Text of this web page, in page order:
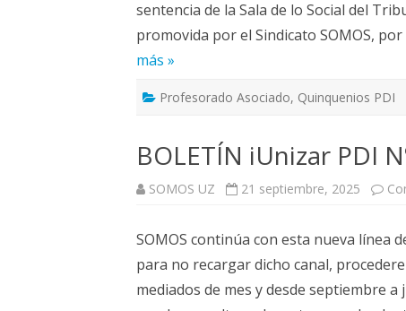
sentencia de la Sala de lo Social del
promovida por el Sindicato SOMOS,
más »
Profesorado Asociado, Quinquenios PDI
BOLETÍN iUnizar PDI
SOMOS UZ 21 septiembre, 2025
SOMOS continúa con esta nueva línea
para no recargar dicho canal,
mediados de mes y desde septiembre